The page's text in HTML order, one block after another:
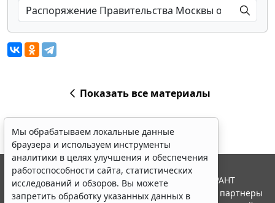
Показать все материалы
Мы обрабатываем локальные данные
браузера и используем инструменты
аналитики в целях улучшения и обеспечения
работоспособности сайта, статистических
исследований и обзоров. Вы можете
запретить обработку указанных данных в
© ООО "НПП "ГАРАНТ-СЕРВИС", 2026. Система ГАРАНТ
выпускается с 1990 года. Компания "Гарант" и ее партнеры